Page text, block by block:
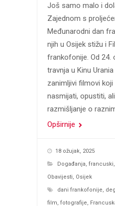
Još samo malo i
Zajednom s
Međunarodni dan
njih u Osijek stižu i
frankofonije. Od 24.
travnja u Kinu
zanimljivi filmovi koji
nasmijati, opustiti,
razmišljanje o
Opširnije
18 ožujak, 2025
Događanja francuski
Obavijesti
Osijek
dani frankofonije
film fotografije